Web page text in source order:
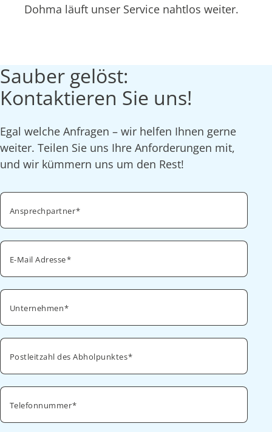
Dohma läuft unser Service nahtlos weiter.
Sauber gelöst:
Kontaktieren Sie uns!
Egal welche Anfragen – wir helfen Ihnen gerne
weiter. Teilen Sie uns Ihre Anforderungen mit,
und wir kümmern uns um den Rest!
Ansprechpartner
E-Mail Adresse
Unternehmen
Postleitzahl des Abholpunktes
Telefonnummer